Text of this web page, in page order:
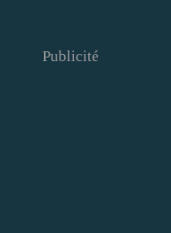
Publicité